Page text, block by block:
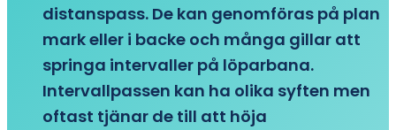
distanspass. De kan genomföras på plan
mark eller i backe och många gillar att
springa intervaller på löparbana.
Intervallpassen kan ha olika syften men
oftast tjänar de till att höja